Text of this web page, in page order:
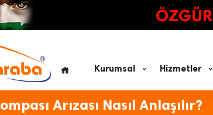
ÖZGÜR
Kurumsal Hizmetler
Arızası Nasıl Anlaşılır?